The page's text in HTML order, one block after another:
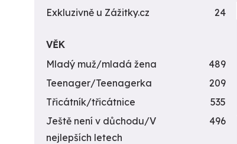
Exkluzivně u Zážitky.cz
24
VĚK
Mladý muž/mladá žena
489
Teenager/Teenagerka
209
Třicátník/třicátnice
535
Ještě není v důchodu/V
nejlepších letech
496